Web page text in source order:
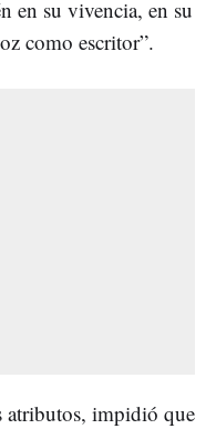
en su vivencia, en su
como escritor”.
atributos, impidió que